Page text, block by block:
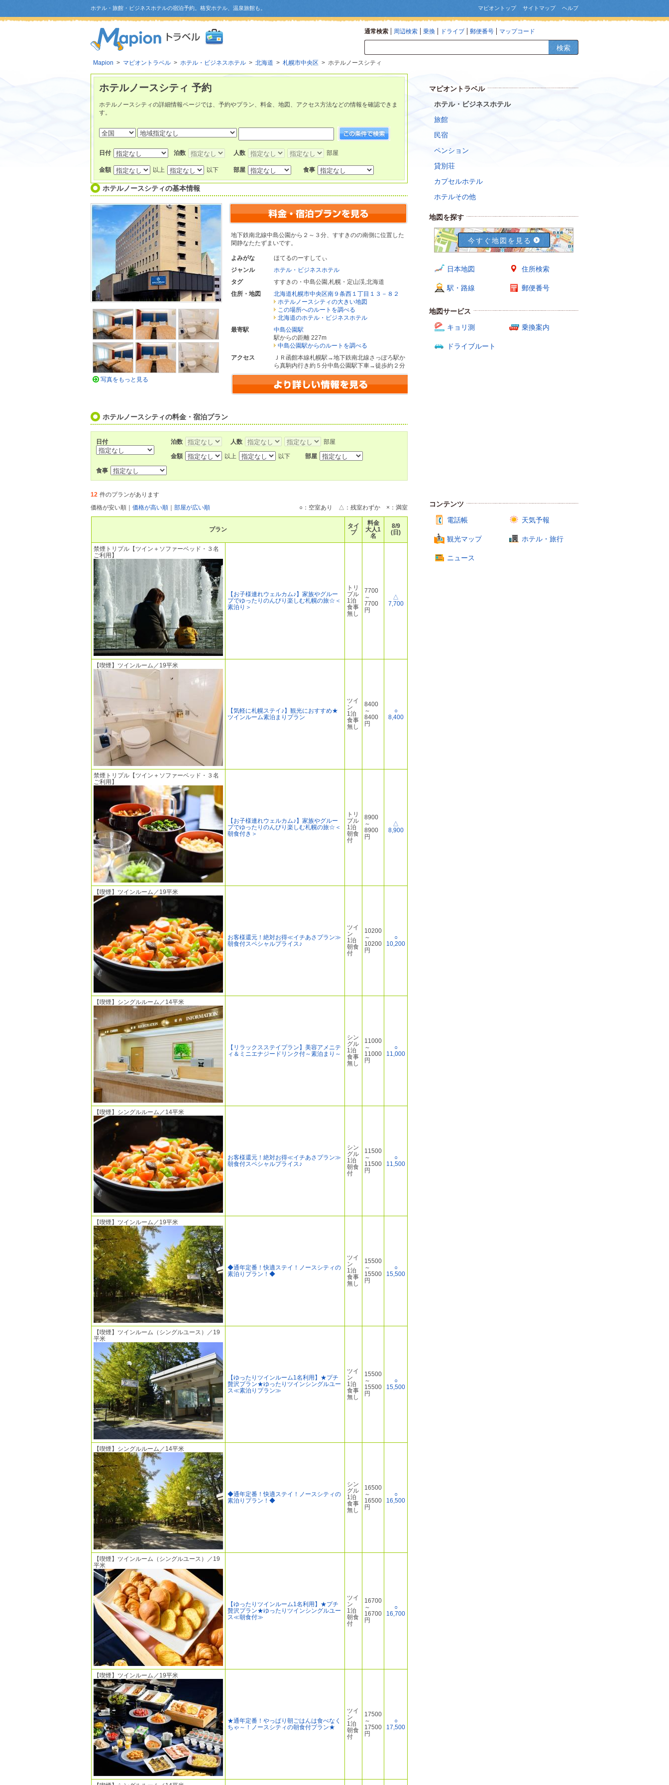
マピオントップ サイトマップ ヘルプ
ホテル・旅館・ビジネスホテルの宿泊予約。格安ホテル、温泉旅館も。
通常検索 周辺検索 乗換 ドライブ 郵便番号 マップコード
検索
Mapion > マピオントラベル > ホテル・ビジネスホテル > 北海道 > 札幌市中央区 > ホテルノースシティ
ホテルノースシティ 予約
ホテルノースシティの詳細情報ページでは、予約やプラン、料金、地図、アクセス方法などの情報を確認できま
す。
日付 泊数 人数 部屋
金額 以上 以下 部屋 食事
ホテルノースシティの基本情報
地下鉄南北線中島公園から２～３分、すすきのの南側に位置した
閑静なたたずまいです。
よみがな
ほてるのーすしてぃ
ジャンル
ホテル・ビジネスホテル
タグ
すすきの・中島公園 ,札幌・定山渓,北海道
住所・地図
北海道札幌市中央区南９条西１丁目１３－８２
ホテルノースシティの大きい地図
この場所へのルートを調べる
北海道のホテル・ビジネスホテル
最寄駅
中島公園駅
駅からの距離 227m
中島公園駅からのルートを調べる
アクセス
ＪＲ函館本線札幌駅→地下鉄南北線さっぽろ駅か
ら真駒内行き約５分中島公園駅下車→徒歩約２分
写真をもっと見る
ホテルノースシティの料金・宿泊プラン
日付 泊数 人数 部屋
金額 以上 以下 部屋
食事
12 件のプランがあります
価格が安い順
価格が高い順 部屋が広い順 ○：空室あり △：残室わずか ×：満室
プラン
タイ
プ
料金
大人1
名
8/9
(日)
禁煙トリプル【ツイン＋ソファーベッド・３名
ご利用】
【お子様連れウェルカム♪】家族やグルー
プでゆったりのんびり楽しむ札幌の旅☆＜
素泊り＞
トリ
プル
1泊
食事
無し
7700
～
7700
円
△
7,700
【喫煙】ツインルーム／19平米
【気軽に札幌ステイ♪】観光におすすめ★
ツインルーム素泊まりプラン
ツイ
ン
1泊
食事
無し
8400
～
8400
円
○
8,400
禁煙トリプル【ツイン＋ソファーベッド・３名
ご利用】
【お子様連れウェルカム♪】家族やグルー
プでゆったりのんびり楽しむ札幌の旅☆＜
朝食付き＞
トリ
プル
1泊
朝食
付
8900
～
8900
円
△
8,900
【喫煙】ツインルーム／19平米
お客様還元！絶対お得≪イチあさプラン≫
朝食付スペシャルプライス♪
ツイ
ン
1泊
朝食
付
10200
～
10200
円
○
10,200
【喫煙】シングルルーム／14平米
【リラックスステイプラン】美容アメニテ
ィ＆ミニエナジードリンク付～素泊まり～
シン
グル
1泊
食事
無し
11000
～
11000
円
○
11,000
【喫煙】シングルルーム／14平米
お客様還元！絶対お得≪イチあさプラン≫
朝食付スペシャルプライス♪
シン
グル
1泊
朝食
付
11500
～
11500
円
○
11,500
【喫煙】ツインルーム／19平米
◆通年定番！快適ステイ！ノースシティの
素泊りプラン！◆
ツイ
ン
1泊
食事
無し
15500
～
15500
円
○
15,500
【喫煙】ツインルーム（シングルユース）／19
平米
【ゆったりツインルーム1名利用】★プチ
贅沢プラン★ゆったりツインシングルユー
ス≪素泊りプラン≫
ツイ
ン
1泊
食事
無し
15500
～
15500
円
○
15,500
【喫煙】シングルルーム／14平米
◆通年定番！快適ステイ！ノースシティの
素泊りプラン！◆
シン
グル
1泊
食事
無し
16500
～
16500
円
○
16,500
【喫煙】ツインルーム（シングルユース）／19
平米
【ゆったりツインルーム1名利用】★プチ
贅沢プラン★ゆったりツインシングルユー
ス≪朝食付≫
ツイ
ン
1泊
朝食
付
16700
～
16700
円
○
16,700
【喫煙】ツインルーム／19平米
★通年定番！やっぱり朝ごはんは食べなく
ちゃ～！ノースシティの朝食付プラン★
ツイ
ン
1泊
朝食
付
17500
～
17500
円
○
17,500
マピオントラベル
ホテル・ビジネスホテル
旅館
民宿
ペンション
貸別荘
カプセルホテル
ホテルその他
地図を探す
今すぐ地図を見る
日本地図 住所検索
駅・路線 郵便番号
地図サービス
キョリ測
乗換案内
ドライブルート
コンテンツ
電話帳
天気予報
観光マップ ホテル・旅行
ニュース